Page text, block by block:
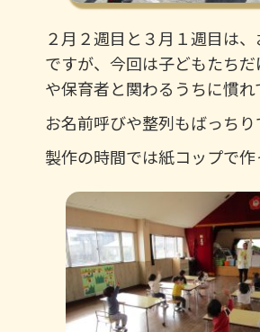
２月２週目と３月１週目は
ですが、今回は子どもたち
や保育者と関わるうちに慣
お名前呼びや整列もばっち
製作の時間では紙コップで